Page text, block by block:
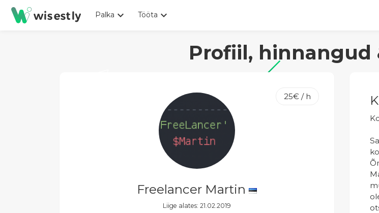
Palka keyboard_arrow_down Tööta keyboard_arrow_down
Profiil, hinnangud
25€ / h
Freelancer Martin
Liige alates: 21.02.2019